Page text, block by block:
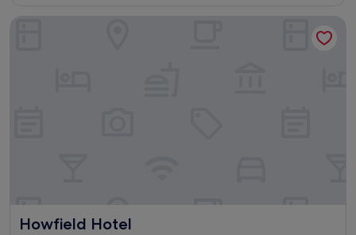
Howfield Hotel
Howfield Hotel
Howfield Hotel